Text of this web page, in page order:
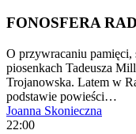
FONOSFERA
O przywracaniu pamięci,
piosenkach Tadeusza
Trojanowska. Latem w
podstawie powieści…
Joanna Skonieczna
22:00